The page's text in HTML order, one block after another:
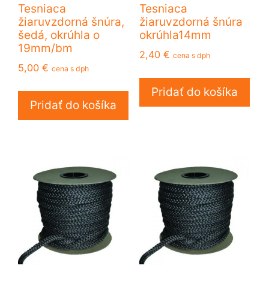
Tesniaca
žiaruvzdorná šnúra,
šedá, okrúhla o
19mm/bm
5,00 € cena s dph
Pridať do košíka
Tesniaca
žiaruvzdorná šnúra
okrúhla14mm
2,40 € cena s dph
Pridať do košíka